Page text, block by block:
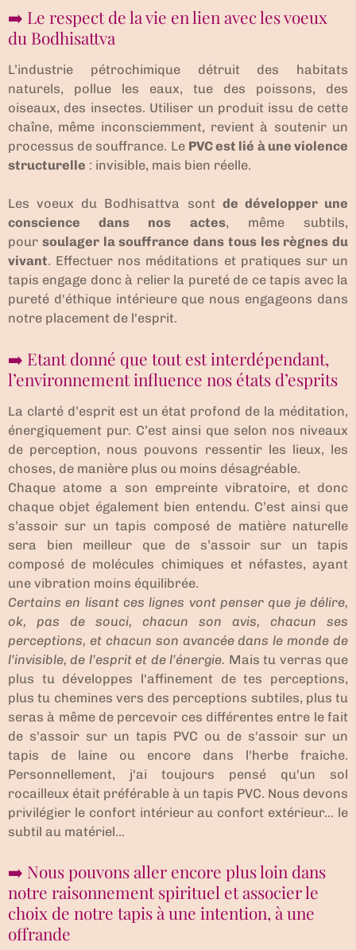
➡️ Le respect de la vie en lien avec les voeux
du Bodhisattva
L’industrie pétrochimique détruit des habitats
naturels, pollue les eaux, tue des poissons, des
oiseaux, des insectes. Utiliser un produit issu de cette
chaîne, même inconsciemment, revient à soutenir un
processus de souffrance. Le PVC est lié à une violence
structurelle : invisible, mais bien réelle.
Les voeux du Bodhisattva sont de développer une
conscience dans nos actes, même subtils,
pour soulager la souffrance dans tous les règnes du
vivant. Effectuer nos méditations et pratiques sur un
tapis engage donc à relier la pureté de ce tapis avec la
pureté d'éthique intérieure que nous engageons dans
notre placement de l'esprit.
➡️ Etant donné que tout est interdépendant,
l’environnement influence nos états d’esprits
La clarté d’esprit est un état profond de la méditation,
énergiquement pur. C’est ainsi que selon nos niveaux
de perception, nous pouvons ressentir les lieux, les
choses, de manière plus ou moins désagréable.
Chaque atome a son empreinte vibratoire, et donc
chaque objet également bien entendu. C’est ainsi que
s’assoir sur un tapis composé de matière naturelle
sera bien meilleur que de s’assoir sur un tapis
composé de molécules chimiques et néfastes, ayant
une vibration moins équilibrée.
Certains en lisant ces lignes vont penser que je délire,
ok, pas de souci, chacun son avis, chacun ses
perceptions, et chacun son avancée dans le monde de
l’invisible, de l’esprit et de l’énergie. Mais tu verras que
plus tu développes l'affinement de tes perceptions,
plus tu chemines vers des perceptions subtiles, plus tu
seras à même de percevoir ces différentes entre le fait
de s'assoir sur un tapis PVC ou de s'assoir sur un
tapis de laine ou encore dans l'herbe fraiche.
Personnellement, j'ai toujours pensé qu'un sol
rocailleux était préférable à un tapis PVC. Nous devons
privilégier le confort intérieur au confort extérieur... le
subtil au matériel...
➡️ Nous pouvons aller encore plus loin dans
notre raisonnement spirituel et associer le
choix de notre tapis à une intention, à une
offrande